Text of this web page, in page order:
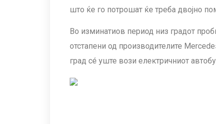
што ќе го потрошат ќе треба двојно
Во изминатиов период низ градот
отстапени од производителите
град сé уште вози електричниот